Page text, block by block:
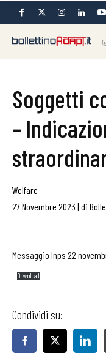
Soggetti
–
Welfare
27 Novembre 2023 | di
Messaggio Inps 22
Download
Condividi su: